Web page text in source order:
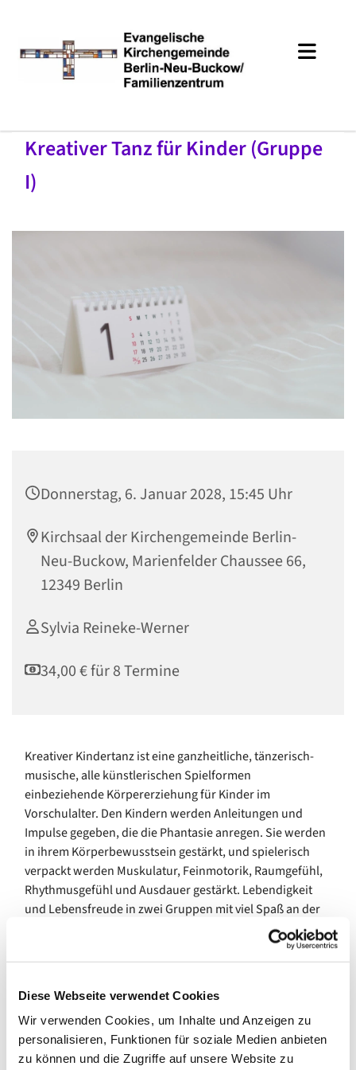
Diese Webseite verwendet Cookies
Wir verwenden Cookies, um Inhalte und Anzeigen zu
personalisieren, Funktionen für soziale Medien anbieten
zu können und die Zugriffe auf unsere Website zu
Kreativer Tanz für Kinder (Gruppe
I)
Donnerstag, 6. Januar 2028, 15:45 Uhr
Kirchsaal der Kirchengemeinde Berlin-
Neu-Buckow, Marienfelder Chaussee 66,
12349 Berlin
Sylvia Reineke-Werner
34,00 € für 8 Termine
Kreativer Kindertanz ist eine ganzheitliche, tänzerisch-
musische, alle künstlerischen Spielformen
einbeziehende Körpererziehung für Kinder im
Vorschulalter. Den Kindern werden Anleitungen und
Impulse gegeben, die die Phantasie anregen. Sie werden
in ihrem Körperbewusstsein gestärkt, und spielerisch
verpackt werden Muskulatur, Feinmotorik, Raumgefühl,
Rhythmusgefühl und Ausdauer gestärkt. Lebendigkeit
und Lebensfreude in zwei Gruppen mit viel Spaß an der
Bewegung zur Musik für Kinder zwischen 3-6 Jahren.
Termin I: donnerstags 15.45 – 16.45 Uhr
Informationen und Anmeldung unter:
Ev. Familienbildung/ Familienzentren